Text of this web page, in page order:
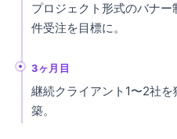
プロジェクト形式のバナ
件受注を目標に。
3ヶ月目
継続クライアント1〜2社
築。